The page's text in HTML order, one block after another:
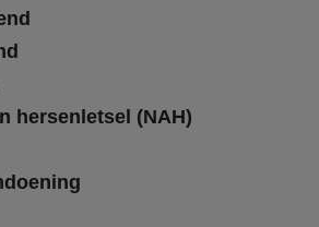
hersenletsel (NAH)